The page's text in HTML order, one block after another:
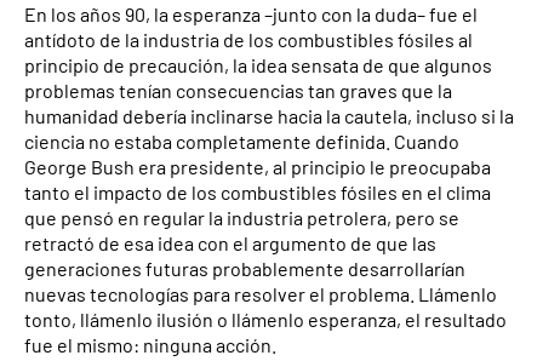
En los años 90, la esperanza –junto con la duda– fue el
antídoto de la industria de los combustibles fósiles al
principio de precaución, la idea sensata de que algunos
problemas tenían consecuencias tan graves que la
humanidad debería inclinarse hacia la cautela, incluso si la
ciencia no estaba completamente definida. Cuando
George Bush era presidente, al principio le preocupaba
tanto el impacto de los combustibles fósiles en el clima
que pensó en regular la industria petrolera, pero se
retractó de esa idea con el argumento de que las
generaciones futuras probablemente desarrollarían
nuevas tecnologías para resolver el problema. Llámenlo
tonto, llámenlo ilusión o llámenlo esperanza, el resultado
fue el mismo: ninguna acción.